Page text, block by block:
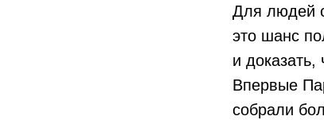
Для людей
это шанс
и доказать,
Впервые
собрали